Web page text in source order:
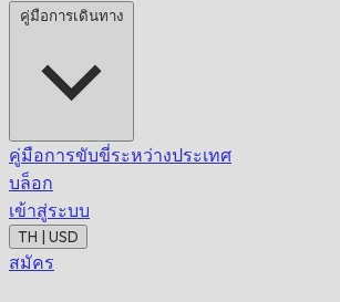
คู่มือการเดินทาง
คู่มือการขับขี่ระหว่างประเทศ
บล็อก
เข้าสู่ระบบ
TH | USD
สมัคร